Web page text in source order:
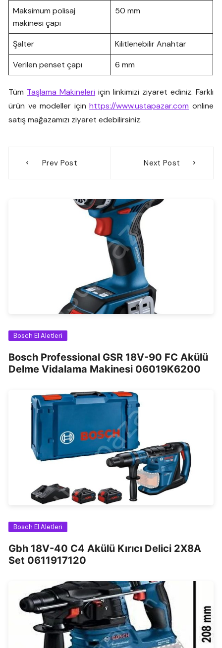
Maksimum polisaj
makinesi çapı
50 mm
Şalter
Kilitlenebilir Anahtar
Verilen penset çapı
6 mm
Tüm Taşlama Makineleri için linkimizi ziyaret ediniz. Farklı
ürün ve modeller içinhttps://www.ustapazar.com online
satış mağazamızı ziyaret edebilirsiniz.
gezinmesi
Prev Post Next Post
Bosch El Aletleri
Bosch Professional GSR 18V-90 FC Akülü
Delme Vidalama Makinesi 06019K6200
Bosch El Aletleri
Gbh 18V-40 C4 Akülü Kırıcı Delici 2X8A
Set 0611917120